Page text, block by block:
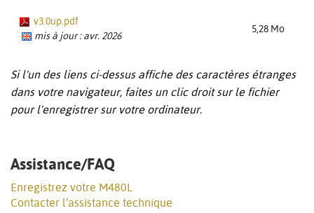
v3.0up.pdf
mis à jour : avr. 2026
5,28 Mo
Si l'un des liens ci-dessus affiche des caractères étranges
dans votre navigateur, faites un clic droit sur le fichier
pour l'enregistrer sur votre ordinateur.
Assistance/FAQ
Enregistrez votre M480L
Contacter l’assistance technique